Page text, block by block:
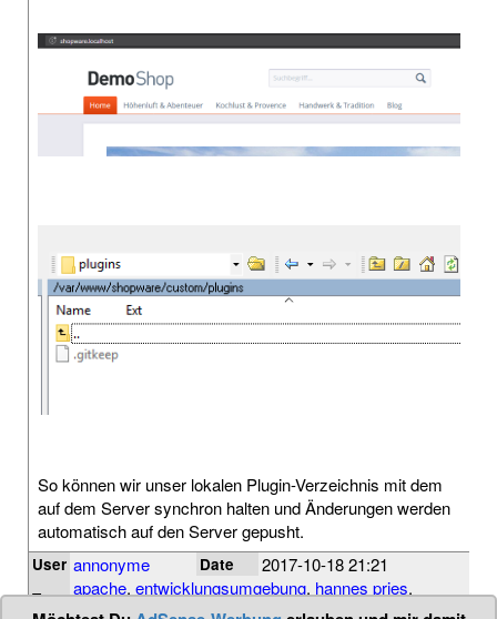
So können wir unser lokalen Plugin-Verzeichnis mit dem
auf dem Server synchron halten und Änderungen werden
automatisch auf den Server gepusht.
User annonyme Date 2017-10-18 21:21
Tags apache, entwicklungsumgebung, hannes pries,
mysql, shopware ubuntu virtualbox winscp